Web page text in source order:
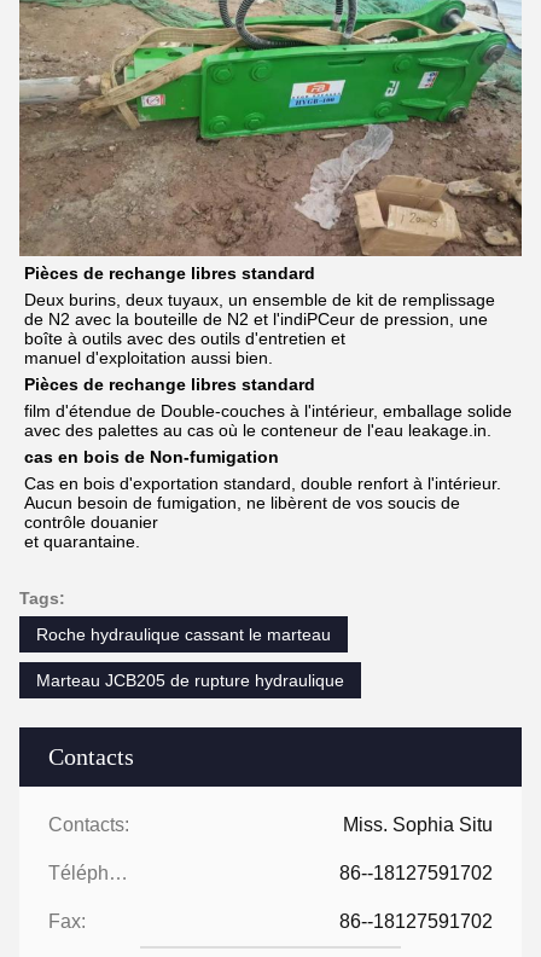
Contacts
Contacts: Miss. Sophia Situ
Téléphone: 86--18127591702
Fax: 86--18127591702
Pièces de rechange libres standard
Deux burins, deux tuyaux, un ensemble de kit de remplissage
de N2 avec la bouteille de N2 et l'indiPCeur de pression, une
boîte à outils avec des outils d'entretien et
manuel d'exploitation aussi bien.
Pièces de rechange libres standard
film d'étendue de Double-couches à l'intérieur, emballage solide
avec des palettes au cas où le conteneur de l'eau leakage.in.
cas en bois de Non-fumigation
Cas en bois d'exportation standard, double renfort à l'intérieur.
Aucun besoin de fumigation, ne libèrent de vos soucis de
contrôle douanier
et quarantaine.
Tags:
Roche hydraulique cassant le marteau
Marteau JCB205 de rupture hydraulique